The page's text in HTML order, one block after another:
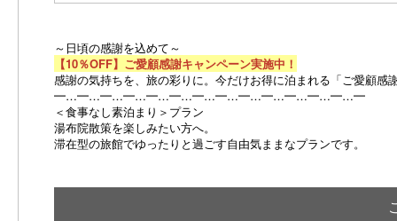
～日頃の感謝を込めて～
【10％OFF】ご愛顧感謝キャンペーン実施中！
感謝の気持ちを、旅の彩りに。今だけお得に泊まれる「ご愛顧感
━…━…━…━…━…━…━…━…━…━…━…━…━…━
＜食事なし素泊まり＞プラン
湯布院散策を楽しみたい方へ。
滞在型の旅館でゆったりと過ごす自由気ままなプランです。